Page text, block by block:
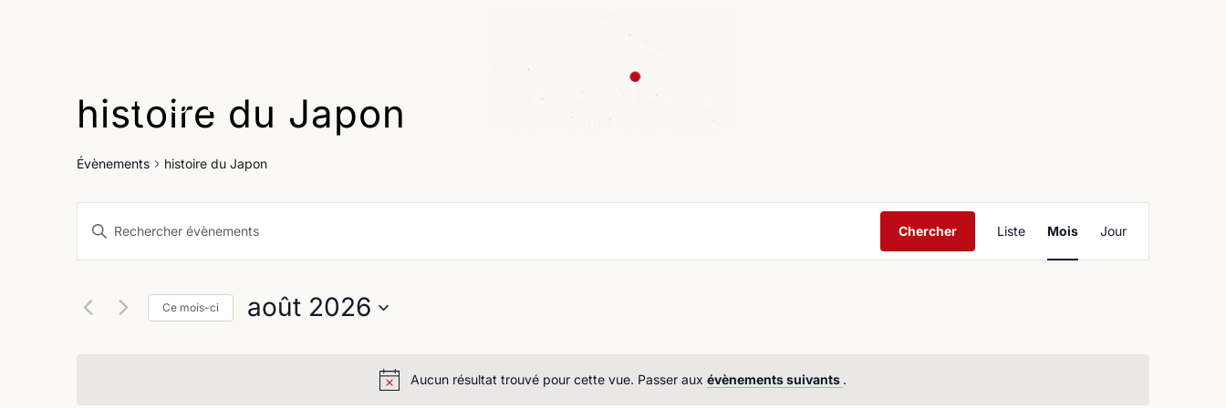
Aucun résultat trouvé pour cette vue. Passer aux évènements suivants .
histoire du Japon
Évènements histoire du Japon
Recherche
et
de
Saisir
Évènements
Chercher
de
Liste Mois Jour
Ce mois-ci août 2026